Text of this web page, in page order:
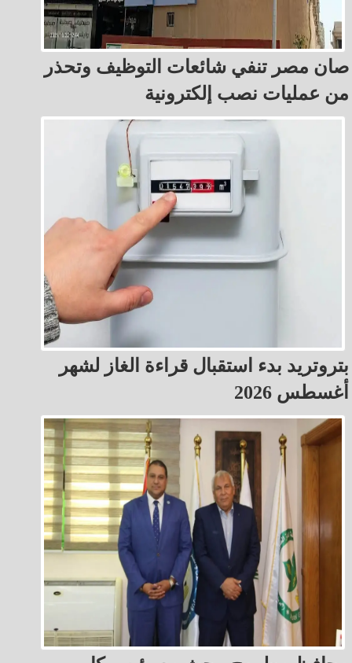
صان مصر تنفي شائعات التوظيف وتحذر
من عمليات نصب إلكترونية
بتروتريد بدء استقبال قراءة الغاز لشهر
أغسطس 2026